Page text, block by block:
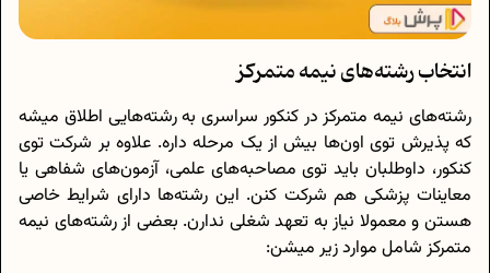
انتخاب رشته‌های نیمه متمرکز
رشته‌های نیمه متمرکز در کنکور سراسری به رشته‌هایی اطلاق میشه
که پذیرش توی اون‌ها بیش از یک مرحله داره. علاوه بر شرکت توی
کنکور، داوطلبان باید توی مصاحبه‌های علمی، آزمون‌های شفاهی یا
معاینات پزشکی هم شرکت کنن. این رشته‌ها دارای شرایط خاصی
هستن و معمولا نیاز به تعهد شغلی ندارن. بعضی از رشته‌های نیمه
متمرکز شامل موارد زیر میشن: